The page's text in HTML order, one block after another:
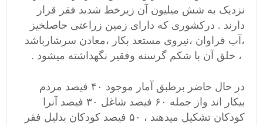
نزدیک به شش میلیون آن زیرخط شدید فقر قرار
دارند . درکشوری که دارای زمین زراعتی حاصلخیز
،آب فراوان ،نیروی مستعد بکار ،معادن سرشارباشد
، خلق آن با شکم گرسنه وفقیر نگهداشته میشود .
در حال حاضر برطبق آمار موجود ۴۰ فیصد مردم
بیکار اند واز جمله ۶۰ فیصد شاغل ۳۰ فیصد آنرا
کودکان تشکیل میدهند ، ۵۰ فیصد کودکان بدلیل فقر